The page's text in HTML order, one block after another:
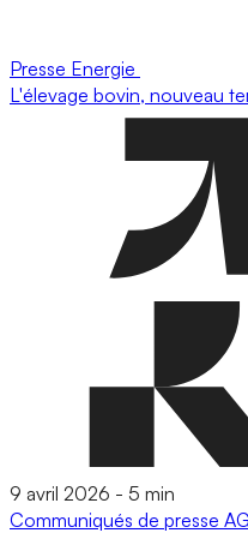
Presse Energie
L'élevage bovin, nouveau
9 avril 2026 - 5 min
Communiqués de presse